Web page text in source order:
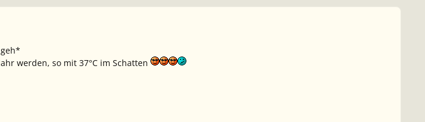
werden, so mit 37°C im Schatten